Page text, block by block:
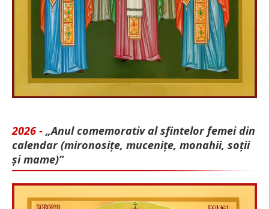
2026 - „Anul comemorativ al sfintelor femei din
calendar (mironosițe, mu­cenițe, monahii, soții
și mame)”